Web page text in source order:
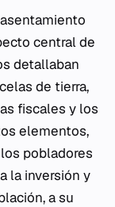
central de
detallaban
de tierra,
fiscales y los
elementos,
pobladores
la inversión y
a su